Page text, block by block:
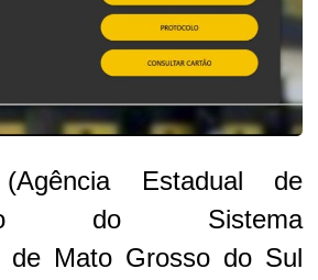
Estadual de
do Sistema
de Mato Grosso do Sul